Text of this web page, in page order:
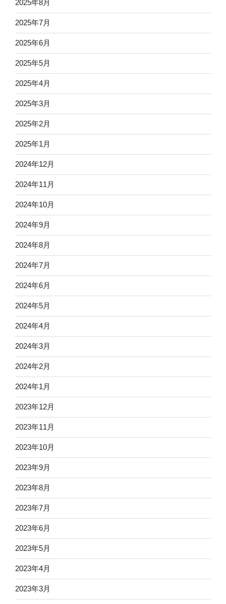
2025年8月
2025年7月
2025年6月
2025年5月
2025年4月
2025年3月
2025年2月
2025年1月
2024年12月
2024年11月
2024年10月
2024年9月
2024年8月
2024年7月
2024年6月
2024年5月
2024年4月
2024年3月
2024年2月
2024年1月
2023年12月
2023年11月
2023年10月
2023年9月
2023年8月
2023年7月
2023年6月
2023年5月
2023年4月
2023年3月